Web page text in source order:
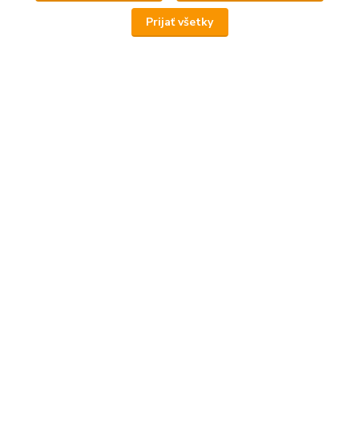
033 - 55 450 32 - predajňa oblečenie
0911 - 391 398 - showroom motocykle, štvorkolky
Prijať všetky